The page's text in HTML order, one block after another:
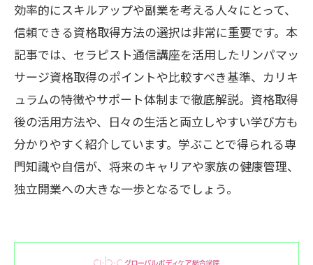
効率的にスキルアップや副業を考える人々にとって、
信頼できる資格取得方法の選択は非常に重要です。本
記事では、セラピスト通信講座を活用したリンパマッ
サージ資格取得のポイントや比較すべき基準、カリキ
ュラムの特徴やサポート体制まで徹底解説。資格取得
後の活用方法や、日々の生活と両立しやすい学び方も
分かりやすく紹介しています。学ぶことで得られる専
門知識や自信が、将来のキャリアや家族の健康管理、
独立開業への大きな一歩となるでしょう。